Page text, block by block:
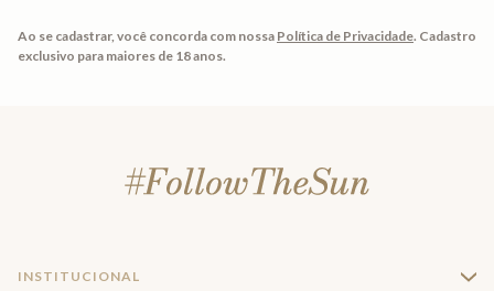
Ao se cadastrar, você concorda com nossa Política de Privacidade. Cadastro
exclusivo para maiores de 18 anos.
INSTITUCIONAL +